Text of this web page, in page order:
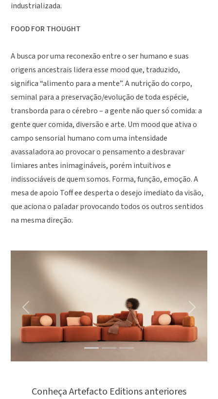
industrializada.
FOOD FOR THOUGHT
A busca por uma reconexão entre o ser humano e suas
origens ancestrais lidera esse mood que, traduzido,
significa “alimento para a mente”. A nutrição do corpo,
seminal para a preservação/evolução de toda espécie,
transborda para o cérebro – a gente não quer só comida: a
gente quer comida, diversão e arte. Um mood que ativa o
campo sensorial humano com uma intensidade
avassaladora ao provocar o pensamento a desbravar
limiares antes inimagináveis, porém intuitivos e
indissociáveis de quem somos. Forma, função, emoção. A
mesa de apoio Toff ee desperta o desejo imediato da visão,
que aciona o paladar provocando todos os outros sentidos
na mesma direção.
Previous Next
Conheça Artefacto Editions anteriores